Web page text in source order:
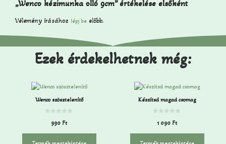
„Wenco kézimunka olló 9cm” értékelése elsőként
Vélemény írásához lépj be előbb.
Ezek érdekelhetnek még:
Wenco szösztelenítő
5
990 Ft
Készítsd magad csomag
5
1 090 Ft